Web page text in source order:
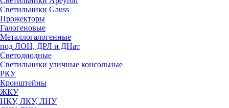
Светильники Gauss
Прожекторы
Галогеновые
Металлогалогенные
под ЛОН, ДРЛ и ДНат
Светодиодные
Светильники уличные консольные
РКУ
Кронштейны
ЖКУ
НКУ, ЛКУ, ЛНУ